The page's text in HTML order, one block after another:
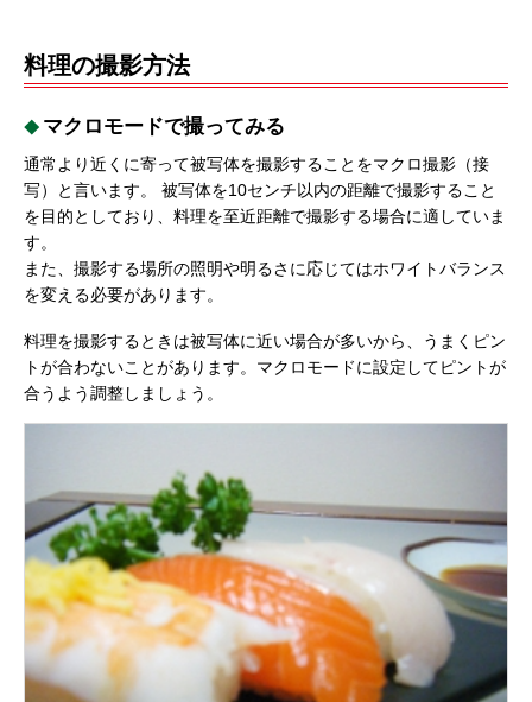
料理の撮影方法
マクロモードで撮ってみる
通常より近くに寄って被写体を撮影することをマクロ撮影（接
写）と言います。 被写体を10センチ以内の距離で撮影すること
を目的としており、料理を至近距離で撮影する場合に適していま
す。
また、撮影する場所の照明や明るさに応じてはホワイトバランス
を変える必要があります。
料理を撮影するときは被写体に近い場合が多いから、うまくピン
トが合わないことがあります。マクロモードに設定してピントが
合うよう調整しましょう。